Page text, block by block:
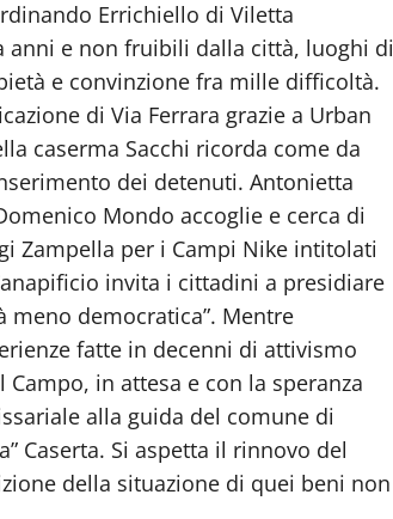
Errichiello di Viletta
anni e non fruibili dalla città, luoghi di
e convinzione fra mille difficoltà.
di Via Ferrara grazie a Urban
caserma Sacchi ricorda come da
dei detenuti. Antonietta
Mondo accoglie e cerca di
Zampella per i Campi Nike intitolati
invita i cittadini a presidiare
meno democratica”. Mentre
fatte in decenni di attivismo
in attesa e con la speranza
alla guida del comune di
Caserta. Si aspetta il rinnovo del
della situazione di quei beni non